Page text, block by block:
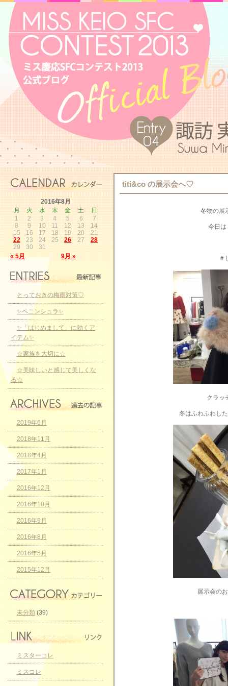
titi&co の展示会へ♡
冬物の展
今日は
＃
クラッ
冬はふわふわし
展示会の
2016年8月
月
火 水 木 金 土 日
« 5月 9月 »
1 2 3 4 5 6
7
8
9 10 11 12 13
14
15
16 17 18 19 20
21
22
23 24 25 26 27
28
29
30 31
とっておきの梅雨対策♡
✨ペニンシュラ✨
✨「はじめまして」に効くア
イテム✨
☆家族を大切に☆
☆美味しいと感じて美しくな
る☆
2019年6月
2018年11月
2018年4月
2017年1月
2016年12月
2016年10月
2016年9月
2016年8月
2016年5月
2015年12月
未分類(39)
ミスターコレ
ミスコレ